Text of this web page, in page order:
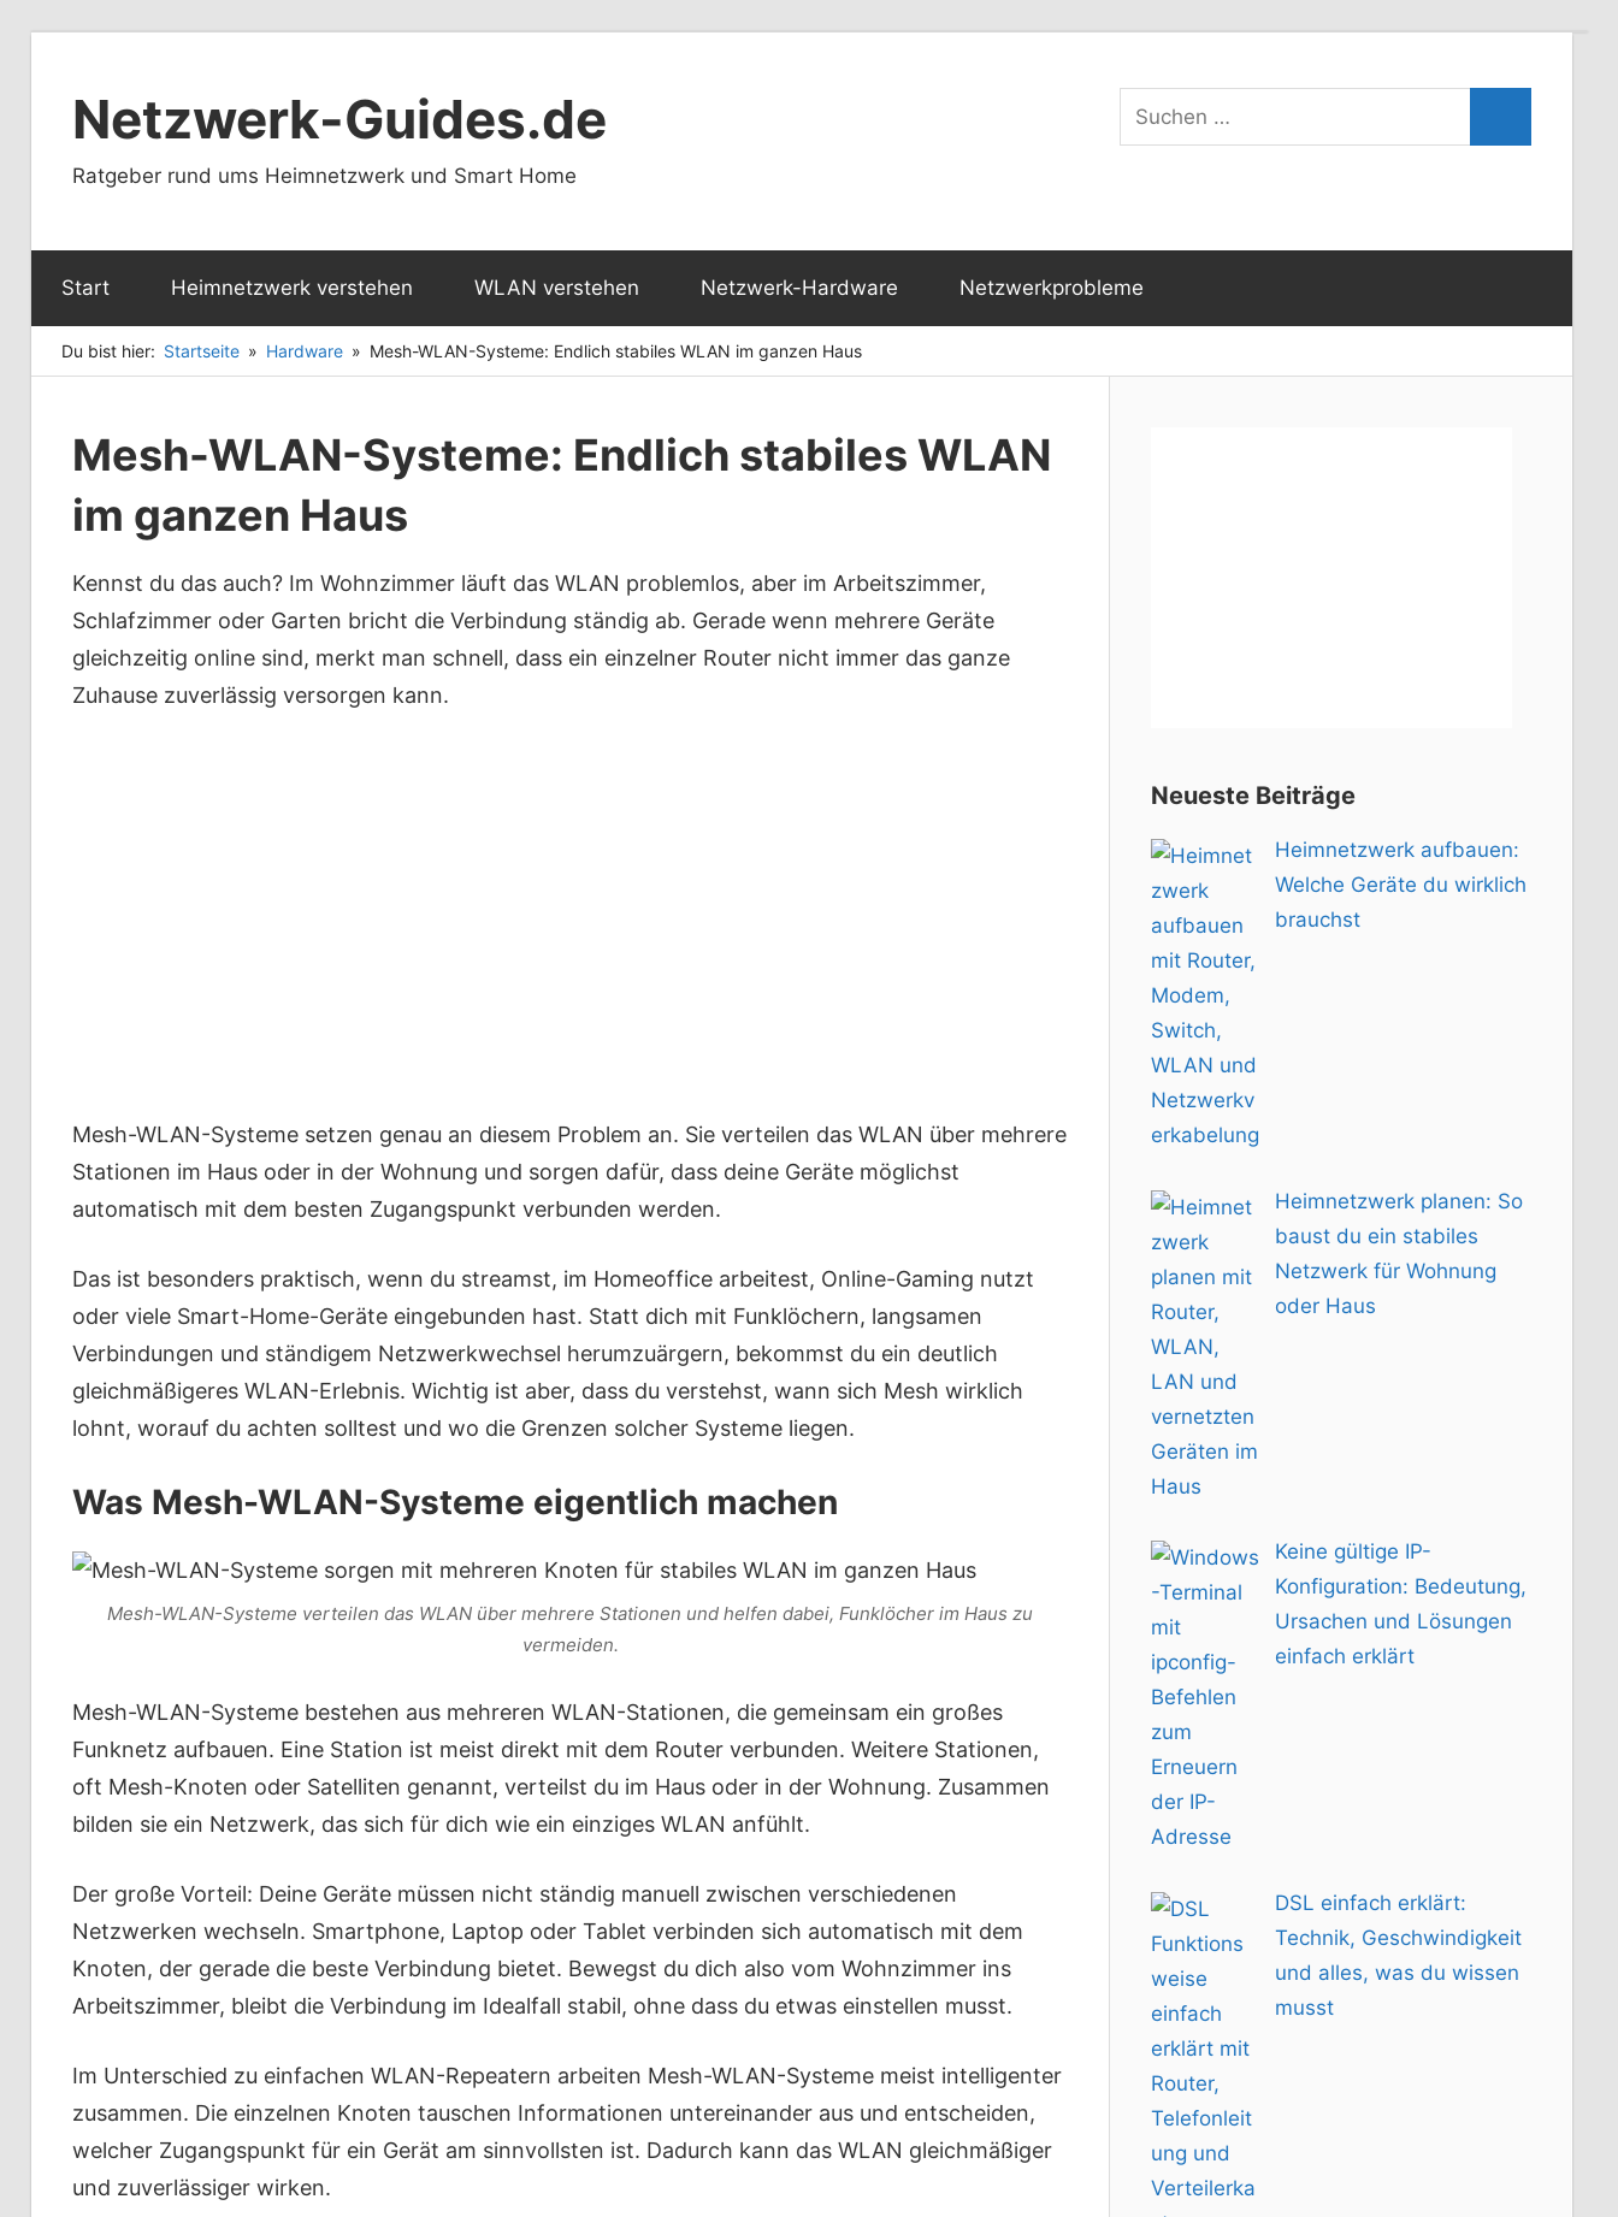
springenNetzwerk-Guides.de
Ratgeber rund ums Heimnetzwerk und Smart Home
Suchen
nach:
Start Heimnetzwerk verstehen WLAN verstehen Netzwerk-Hardware Netzwerkprobleme
Du bist hier: Startseite Hardware Mesh-WLAN-Systeme: Endlich stabiles WLAN im ganzen Haus
Mesh-WLAN-Systeme: Endlich stabiles WLAN
im ganzen Haus
Kennst du das auch? Im Wohnzimmer läuft das WLAN problemlos, aber im Arbeitszimmer,
Schlafzimmer oder Garten bricht die Verbindung ständig ab. Gerade wenn mehrere Geräte
gleichzeitig online sind, merkt man schnell, dass ein einzelner Router nicht immer das ganze
Zuhause zuverlässig versorgen kann.
Mesh-WLAN-Systeme setzen genau an diesem Problem an. Sie verteilen das WLAN über mehrere
Stationen im Haus oder in der Wohnung und sorgen dafür, dass deine Geräte möglichst
automatisch mit dem besten Zugangspunkt verbunden werden.
Das ist besonders praktisch, wenn du streamst, im Homeoffice arbeitest, Online-Gaming nutzt
oder viele Smart-Home-Geräte eingebunden hast. Statt dich mit Funklöchern, langsamen
Verbindungen und ständigem Netzwerkwechsel herumzuärgern, bekommst du ein deutlich
gleichmäßigeres WLAN-Erlebnis. Wichtig ist aber, dass du verstehst, wann sich Mesh wirklich
lohnt, worauf du achten solltest und wo die Grenzen solcher Systeme liegen.
Was Mesh-WLAN-Systeme eigentlich machen
Mesh-WLAN-Systeme verteilen das WLAN über mehrere Stationen und helfen dabei, Funklöcher im Haus zu
vermeiden.
Mesh-WLAN-Systeme bestehen aus mehreren WLAN-Stationen, die gemeinsam ein großes
Funknetz aufbauen. Eine Station ist meist direkt mit dem Router verbunden. Weitere Stationen,
oft Mesh-Knoten oder Satelliten genannt, verteilst du im Haus oder in der Wohnung. Zusammen
bilden sie ein Netzwerk, das sich für dich wie ein einziges WLAN anfühlt.
Der große Vorteil: Deine Geräte müssen nicht ständig manuell zwischen verschiedenen
Netzwerken wechseln. Smartphone, Laptop oder Tablet verbinden sich automatisch mit dem
Knoten, der gerade die beste Verbindung bietet. Bewegst du dich also vom Wohnzimmer ins
Arbeitszimmer, bleibt die Verbindung im Idealfall stabil, ohne dass du etwas einstellen musst.
Im Unterschied zu einfachen WLAN-Repeatern arbeiten Mesh-WLAN-Systeme meist intelligenter
zusammen. Die einzelnen Knoten tauschen Informationen untereinander aus und entscheiden,
welcher Zugangspunkt für ein Gerät am sinnvollsten ist. Dadurch kann das WLAN gleichmäßiger
und zuverlässiger wirken.
Neueste Beiträge
Heimnetzwerk aufbauen:
Welche Geräte du wirklich
brauchst
Heimnetzwerk planen: So
baust du ein stabiles
Netzwerk für Wohnung
oder Haus
Keine gültige IP-
Konfiguration: Bedeutung,
Ursachen und Lösungen
einfach erklärt
DSL einfach erklärt:
Technik, Geschwindigkeit
und alles, was du wissen
musst